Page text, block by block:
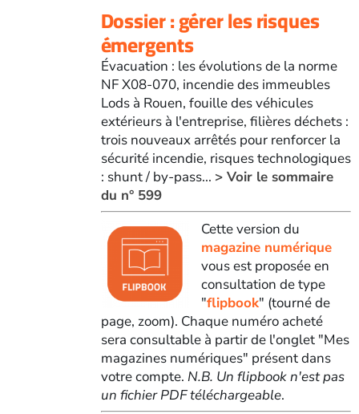
Dossier : gérer les risques
émergents
Évacuation : les évolutions de la norme
NF X08-070, incendie des immeubles
Lods à Rouen, fouille des véhicules
extérieurs à l'entreprise, filières déchets :
trois nouveaux arrêtés pour renforcer la
sécurité incendie, risques technologiques
: shunt / by-pass... > Voir le sommaire
du n° 599
Cette version du
magazine numérique
vous est proposée en
consultation de type
"flipbook" (tourné de
page, zoom). Chaque numéro acheté
sera consultable à partir de l'onglet "Mes
magazines numériques" présent dans
votre compte. N.B. Un flipbook n'est pas
un fichier PDF téléchargeable.